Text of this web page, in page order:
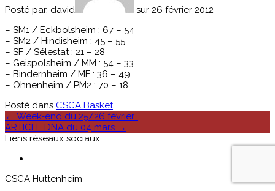
Posté par, david
sur 26 février 2012
– SM1 / Eckbolsheim : 67 – 54
– SM2 / Hindisheim : 45 – 55
– SF / Sélestat : 21 – 28
– Geispolsheim / MM : 54 – 33
– Bindernheim / MF : 36 – 49
– Ohnenheim / PM2 : 70 – 18
Posté dans CSCA Basket
Poste
navigation
← Week-end du 25/26 février…
ARTICLE DNA du 04 mars →
Liens réseaux sociaux :
CSCA Huttenheim